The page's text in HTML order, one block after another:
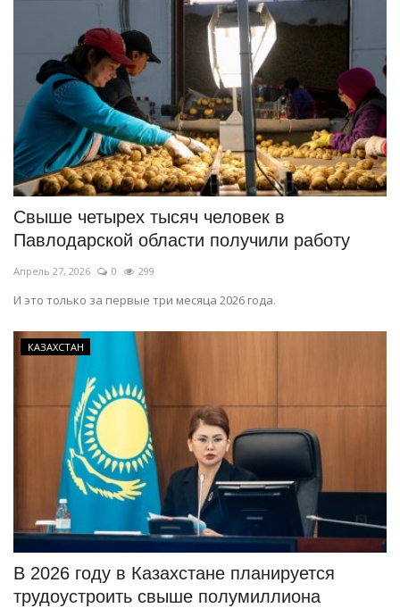
Свыше четырех тысяч человек в
Павлодарской области получили работу
Апрель 27, 2026 0 299
И это только за первые три месяца 2026 года.
КАЗАХСТАН
В 2026 году в Казахстане планируется
трудоустроить свыше полумиллиона